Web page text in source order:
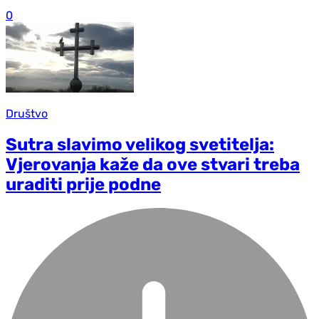
0
Društvo
Sutra slavimo velikog svetitelja:
Vjerovanja kaže da ove stvari treba
uraditi prije podne